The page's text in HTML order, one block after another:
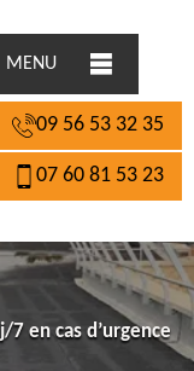
MENU
09 56 53 32 35
07 60 81 53 23
en cas d’urgence